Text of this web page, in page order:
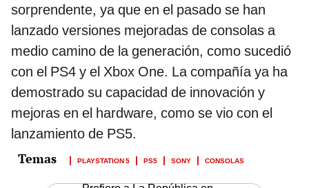
sorprendente, ya que en el pasado se han
lanzado versiones mejoradas de consolas a
medio camino de la generación, como sucedió
con el PS4 y el Xbox One. La compañía ya ha
demostrado su capacidad de innovación y
mejoras en el hardware, como se vio con el
lanzamiento de PS5.
PLAYSTATION 5 PS5 SONY CONSOLAS